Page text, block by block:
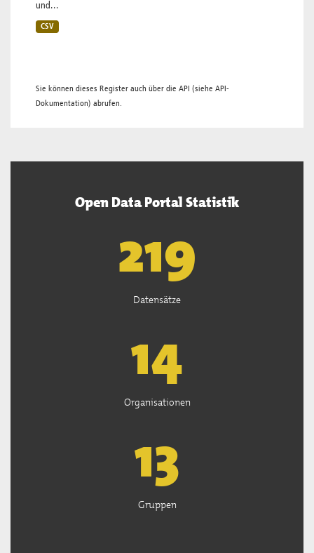
und...
CSV
Sie können dieses Register auch über die API (siehe API-
Dokumentation) abrufen.
Open Data Portal Statistik
220
Datensätze
15
Organisationen
13
Gruppen